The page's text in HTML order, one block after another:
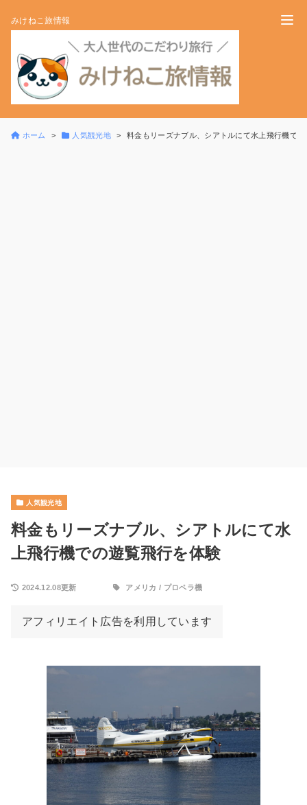
みけねこ旅情報
ホーム 人気観光地 料金もリーズナブル、シアトルにて水上飛行機で
人気観光地
料金もリーズナブル、シアトルにて水
上飛行機での遊覧飛行を体験
2024.12.08更新 アメリカ / プロペラ機
アフィリエイト広告を利用しています